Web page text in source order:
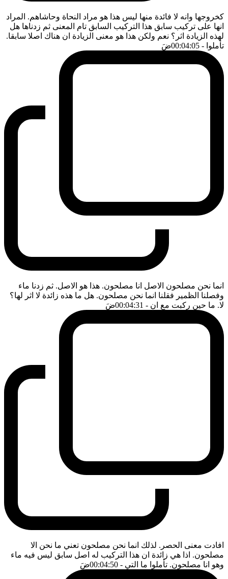
كخروجها وانه لا فائدة منها ليس هذا هو مراد النحاة وحاشاهم. المراد
انها على تركيب سابق هذا التركيب السابق تام المعنى ثم زدناها هل
لهذه الزيادة اثر؟ نعم ولكن هذا هو معنى الزيادة ان هناك اصلا سابقا.
تأملوا - 00:04:05 ضَ
انما نحن مصلحون الاصل انا مصلحون. هذا هو الاصل. ثم زدنا ماء
وفصلنا الظمير فقلنا انما نحن مصلحون. هل ما هذه زائدة لا اثر لها؟
لا. ما حين ركبت مع ان - 00:04:31 ضَ
افادت معنى الحصر. لذلك انما نحن مصلحون تعني ما نحن الا
مصلحون. اذا هي زائدة ان هذا التركيب له اصل سابق ليس فيه ماء
وهو انا مصلحون. تأملوا ما التي - 00:04:50 ضَ